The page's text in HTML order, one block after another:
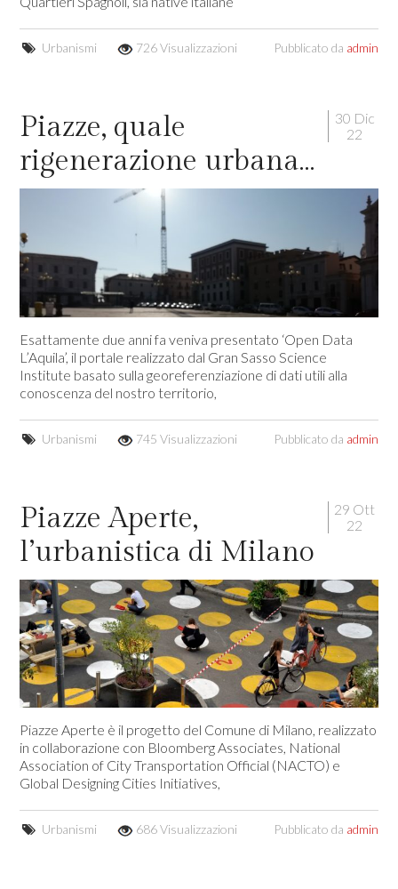
Urbanismi 726 Visualizzazioni Pubblicato da admin
30 Dic
22
Piazze, quale
rigenerazione urbana…
Esattamente due anni fa veniva presentato ‘Open Data
L’Aquila’, il portale realizzato dal Gran Sasso Science
Institute basato sulla georeferenziazione di dati utili alla
conoscenza del nostro territorio,
Urbanismi 745 Visualizzazioni Pubblicato da admin
29 Ott
22
Piazze Aperte,
l’urbanistica di Milano
Piazze Aperte è il progetto del Comune di Milano, realizzato
in collaborazione con Bloomberg Associates, National
Association of City Transportation Official (NACTO) e
Global Designing Cities Initiatives,
Urbanismi 686 Visualizzazioni Pubblicato da admin